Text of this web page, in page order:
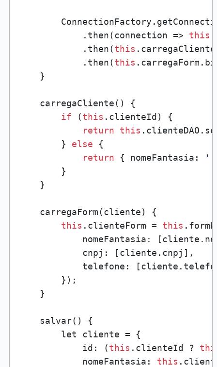
            .then(connection =>
this
            .then(
this
            .then(
this
    }
    carregaCliente() {
if (this .clienteId) {
return
this
        }
else {
return { nomeFantasia: ''
        }
    }
    carregaForm(cliente) {
this .clienteForm = this
nomeFantasia:
            cnpj: [cliente.cnpj],
telefone:
        });
    }
    salvar() {
        let cliente = {
            id: (
this .clienteId ?
            nomeFantasia:
this